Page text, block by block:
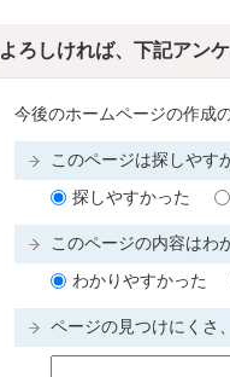
よろしければ、下記アン
今後のホームページの作成
このページは探しやす
探しやすかった
このページの内容は
わかりやすかった
ページの見つけにくさ